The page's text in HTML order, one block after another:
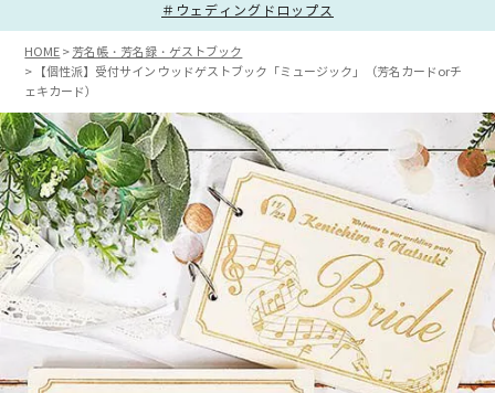
＃ウェディングドロップス
HOME
芳名帳・芳名録・ゲストブック
【個性派】受付サイン ウッドゲストブック「ミュージック」（芳名カードorチ
ェキカード）